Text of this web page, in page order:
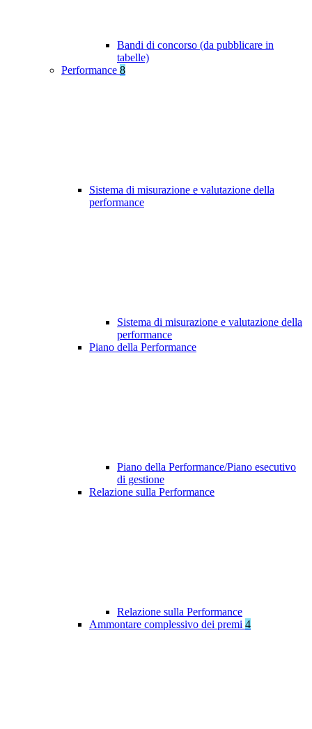
Bandi di concorso (da pubblicare in
tabelle)
Performance 8
Sistema di misurazione e valutazione della
performance
Sistema di misurazione e valutazione della
performance
Piano della Performance
Piano della Performance/Piano esecutivo
di gestione
Relazione sulla Performance
Relazione sulla Performance
Ammontare complessivo dei premi 4